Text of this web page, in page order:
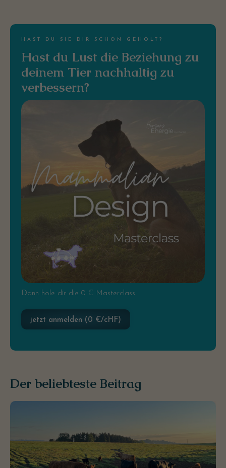
HAST DU SIE DIR SCHON GEHOLT?
Hast du Lust die Beziehung zu
deinem Tier nachhaltig zu
verbessern?
Dann hole dir die 0 € Masterclass.
jetzt anmelden (0 €/cHF)
Der beliebteste Beitrag